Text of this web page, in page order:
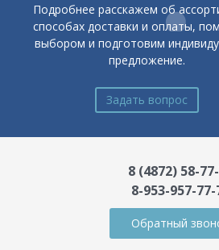
Подробнее расскажем об
способах доставки и оплаты,
выбором и подготовим
предложение.
Задать вопрос
8 (4872) 58-
8-953-957-77-
Обратный